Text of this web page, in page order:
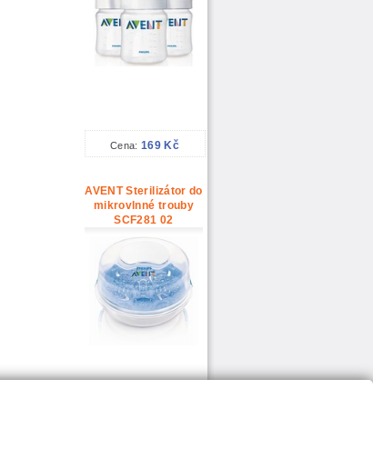
Cena: 169 Kč
AVENT Sterilizátor do
mikrovlnné trouby
SCF281 02